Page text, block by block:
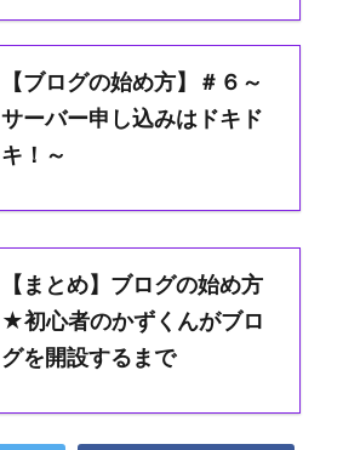
【ブログの始め方】＃６～
サーバー申し込みはドキド
キ！～
【まとめ】ブログの始め方
★初心者のかずくんがブロ
グを開設するまで